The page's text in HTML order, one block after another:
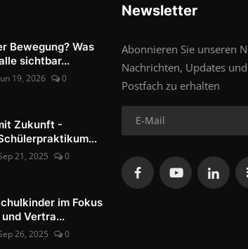
Bewegung? Was
sichtbar...
19, 2026 0
Zukunft -
21, 2025 0
im Fokus
Vertra...
26, 2025 0
Newsletter
Abonnieren Sie unseren
Nachrichten, Updates
Postfach zu erhalten